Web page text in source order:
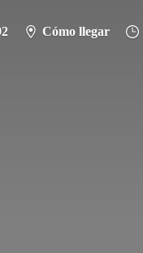
Cómo llegar